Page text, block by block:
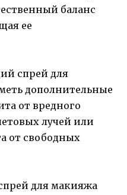
баланс
ее
спрей для
дополнительные
от вредного
лучей или
от свободных
для макияжа